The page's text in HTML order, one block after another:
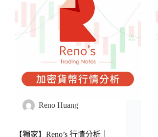
Reno Huang
【獨家】Reno’s 行情分析｜